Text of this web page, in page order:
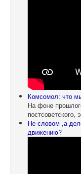
Комсомол: что
На фоне
постсоветского,
Не словом ,а
движению?